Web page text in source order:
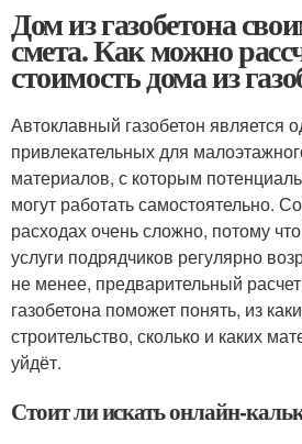
Дом из газобетона
смета. Как можно
стоимость дома из
Автоклавный газобетон является
привлекательных для
материалов, с которым
могут работать самостоятельно.
расходах очень сложно, потому
услуги подрядчиков регулярно
не менее, предварительный
газобетона поможет понять, из
строительство, сколько и каких
уйдёт.
Стоит ли искать онлайн-